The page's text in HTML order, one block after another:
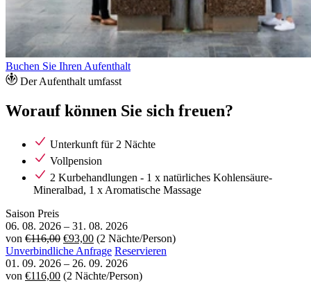
Buchen Sie Ihren Aufenthalt
Der Aufenthalt umfasst
Worauf können Sie sich freuen?
Unterkunft für 2 Nächte
Vollpension
2 Kurbehandlungen - 1 x natürliches Kohlensäure-
Mineralbad, 1 x Aromatische Massage
Saison Preis
06. 08. 2026 – 31. 08. 2026
von €116,00 €93,00 (2 Nächte/Person)
Unverbindliche Anfrage Reservieren
01. 09. 2026 – 26. 09. 2026
von €116,00 (2 Nächte/Person)